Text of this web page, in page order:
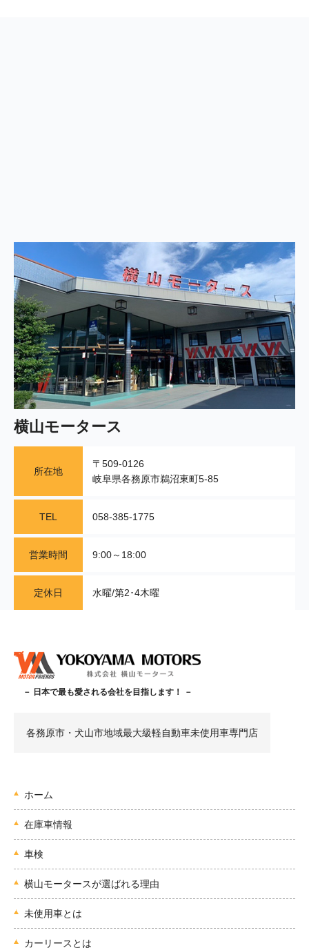
横山モータース
所在地
〒509-0126
岐阜県各務原市鵜沼東町5-85
TEL 058-385-1775
営業時間 9:00～18:00
定休日 水曜/第2･4木曜
－ 日本で最も愛される会社を目指します！ －
各務原市・犬山市地域最大級軽自動車未使用車専門店
ホーム
在庫車情報
車検
横山モータースが選ばれる理由
未使用車とは
カーリースとは